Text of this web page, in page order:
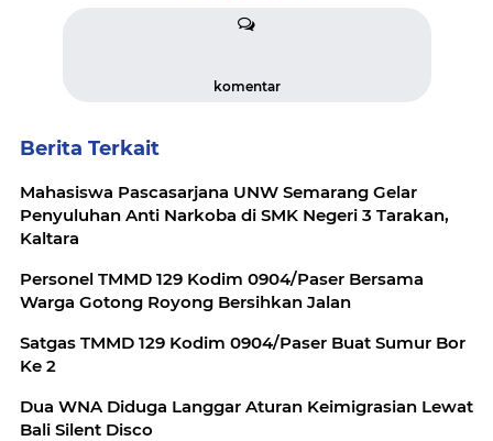
komentar
Berita Terkait
Mahasiswa Pascasarjana UNW Semarang Gelar
Penyuluhan Anti Narkoba di SMK Negeri 3 Tarakan,
Kaltara
Personel TMMD 129 Kodim 0904/Paser Bersama
Warga Gotong Royong Bersihkan Jalan
Satgas TMMD 129 Kodim 0904/Paser Buat Sumur Bor
Ke 2
Dua WNA Diduga Langgar Aturan Keimigrasian Lewat
Bali Silent Disco